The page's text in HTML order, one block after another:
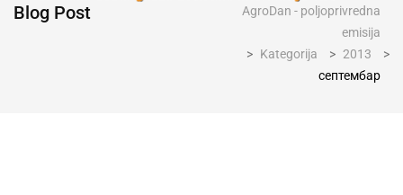
Blog Post
AgroDan - poljoprivredna
emisija
> Kategorija > 2013
>
септембар